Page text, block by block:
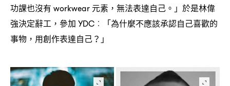
功課也沒有 workwear 元素 ， 無法表達自己。」於是林偉
強決定辭工 ， 參加 YDC︰
「為什麼不應該承認自己喜歡的
事物 ， 用創作表達自己？ 」